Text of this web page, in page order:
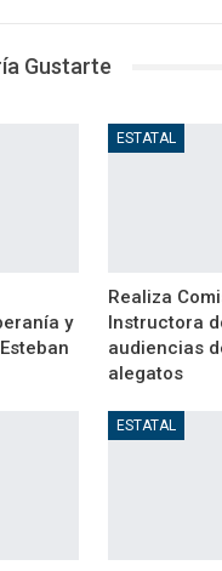
Gustarte
y
ESTATAL
Realiza
Instructora
audiencias
alegatos
ESTATAL